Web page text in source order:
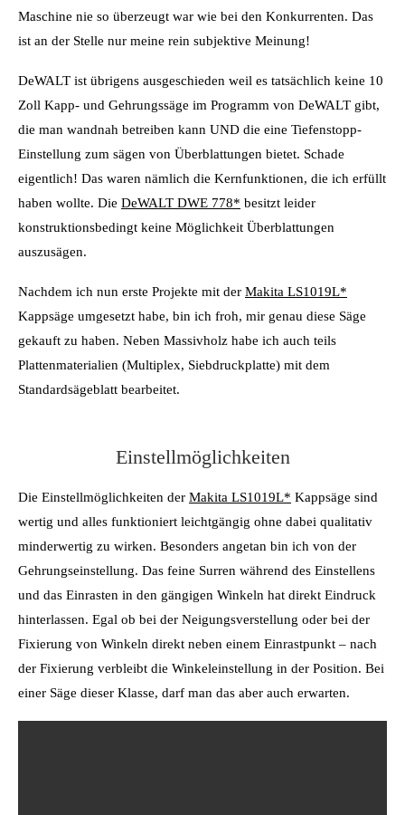
Maschine nie so überzeugt war wie bei den Konkurrenten. Das
ist an der Stelle nur meine rein subjektive Meinung!
DeWALT ist übrigens ausgeschieden weil es tatsächlich keine 10
Zoll Kapp- und Gehrungssäge im Programm von DeWALT gibt,
die man wandnah betreiben kann UND die eine Tiefenstopp-
Einstellung zum sägen von Überblattungen bietet. Schade
eigentlich! Das waren nämlich die Kernfunktionen, die ich erfüllt
haben wollte. Die DeWALT DWE 778* besitzt leider
konstruktionsbedingt keine Möglichkeit Überblattungen
auszusägen.
Nachdem ich nun erste Projekte mit der Makita LS1019L*
Kappsäge umgesetzt habe, bin ich froh, mir genau diese Säge
gekauft zu haben. Neben Massivholz habe ich auch teils
Plattenmaterialien (Multiplex, Siebdruckplatte) mit dem
Standardsägeblatt bearbeitet.
Einstellmöglichkeiten
Die Einstellmöglichkeiten der Makita LS1019L* Kappsäge sind
wertig und alles funktioniert leichtgängig ohne dabei qualitativ
minderwertig zu wirken. Besonders angetan bin ich von der
Gehrungseinstellung. Das feine Surren während des Einstellens
und das Einrasten in den gängigen Winkeln hat direkt Eindruck
hinterlassen. Egal ob bei der Neigungsverstellung oder bei der
Fixierung von Winkeln direkt neben einem Einrastpunkt – nach
der Fixierung verbleibt die Winkeleinstellung in der Position. Bei
einer Säge dieser Klasse, darf man das aber auch erwarten.